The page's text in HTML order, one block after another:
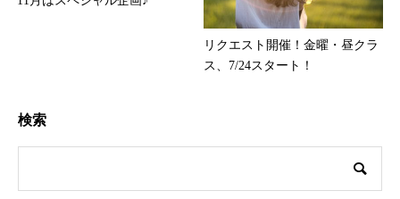
リクエスト開催！金曜・昼クラ
ス、7/24スタート！
検索